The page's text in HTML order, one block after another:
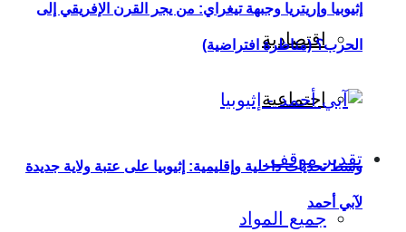
اقتصادية
اجتماعية
تقدير موقف
جميع المواد
إثيوبيا وإريتريا وجبهة تيغراي: من يجر القرن الإفريقي إلى
الحرب؟ (مناظرة افتراضية)
وسط تحديات داخلية وإقليمية: إثيوبيا على عتبة ولاية جديدة
لآبي أحمد